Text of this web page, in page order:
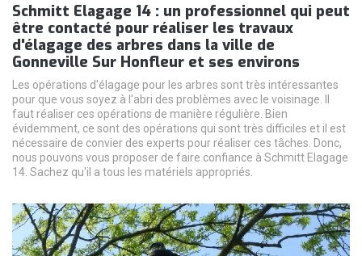
Schmitt Elagage 14 : un professionnel qui peut
être contacté pour réaliser les travaux
d'élagage des arbres dans la ville de
Gonneville Sur Honfleur et ses environs
Les opérations d'élagage pour les arbres sont très intéressantes
pour que vous soyez à l'abri des problèmes avec le voisinage. Il
faut réaliser ces opérations de manière régulière. Bien
évidemment, ce sont des opérations qui sont très difficiles et il est
nécessaire de convier des experts pour réaliser ces tâches. Donc,
nous pouvons vous proposer de faire confiance à Schmitt Elagage
14. Sachez qu'il a tous les matériels appropriés.